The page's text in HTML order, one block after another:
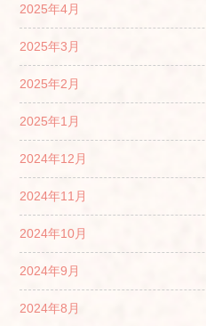
2025年4月
2025年3月
2025年2月
2025年1月
2024年12月
2024年11月
2024年10月
2024年9月
2024年8月